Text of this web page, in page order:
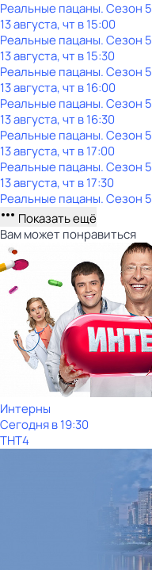
Реальные пацаны. Сезон 5
13 августа, чт в 15:00
Реальные пацаны. Сезон 5
13 августа, чт в 15:30
Реальные пацаны. Сезон 5
13 августа, чт в 16:00
Реальные пацаны. Сезон 5
13 августа, чт в 16:30
Реальные пацаны. Сезон 5
13 августа, чт в 17:00
Реальные пацаны. Сезон 5
13 августа, чт в 17:30
Реальные пацаны. Сезон 5
Показать ещё
Вам может понравиться
Интерны
Сегодня в 19:30
ТНТ4